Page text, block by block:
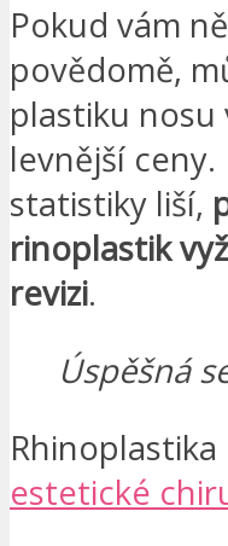
Pokud vám
povědomě,
plastiku nosu
levnější
statistiky liší,
rinoplastik
revizi.
Úspěšná
estetické